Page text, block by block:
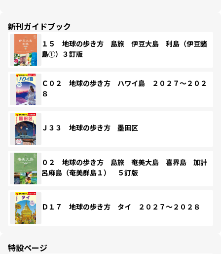
新刊ガイドブック
１５ 地球の歩き方 島旅 伊豆大島 利島（伊豆諸
島①）３訂版
Ｃ０２ 地球の歩き方 ハワイ島 ２０２７～２０２
８
Ｊ３３ 地球の歩き方 墨田区
０２ 地球の歩き方 島旅 奄美大島 喜界島 加計
呂麻島（奄美群島１） ５訂版
Ｄ１７ 地球の歩き方 タイ ２０２７～２０２８
特設ページ